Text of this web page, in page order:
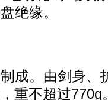
绝缘。
。由剑身、
重不超过